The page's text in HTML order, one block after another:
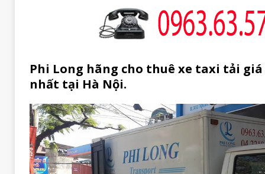
Phi Long hãng cho thuê xe taxi tải
nhất tại Hà Nội.